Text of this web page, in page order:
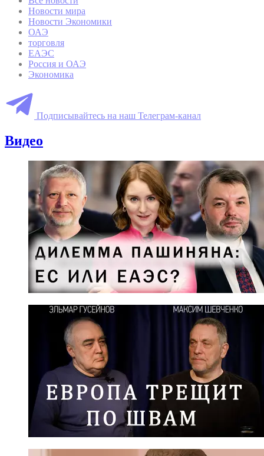
Новости мира
Новости Экономики
ОАЭ
торговля
ЕАЭС
Россия и ОАЭ
Экономика
Подписывайтесь на наш Телеграм-канал
Видео